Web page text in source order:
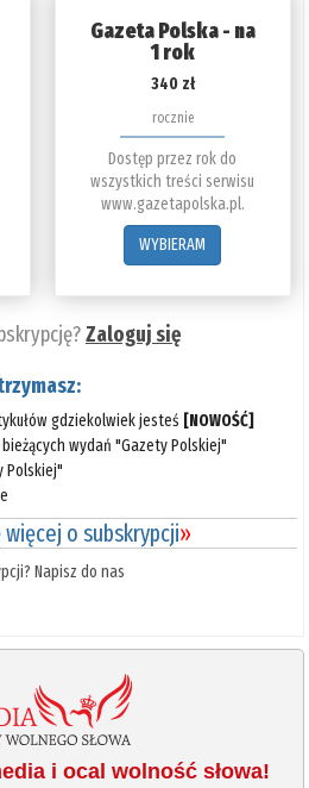
Gazeta Polska - na
1 rok
340 zł
rocznie
Dostęp przez rok do
wszystkich treści serwisu
www.gazetapolska.pl.
WYBIERAM
Zaloguj się
gdziekolwiek jesteś [NOWOŚĆ]
wydań "Gazety Polskiej"
Polskiej"
o subskrypcji»
Napisz do nas
i ocal wolność słowa!